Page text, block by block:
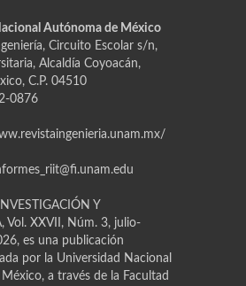
Autónoma de México
Circuito Escolar s/n,
Alcaldía Coyoacán,
C.P. 04510
0876
Y
Vol. XXVII, Núm. 3, julio-
es una publicación
por la Universidad Nacional
a través de la Facultad